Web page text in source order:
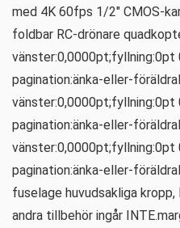
med 4K 60fps 1/2″ CMOS-
foldbar RC-drönare
pagination:änka-eller-
pagination:änka-eller-
pagination:änka-eller-
fuselage huvudsakliga
andra tillbehör ingår